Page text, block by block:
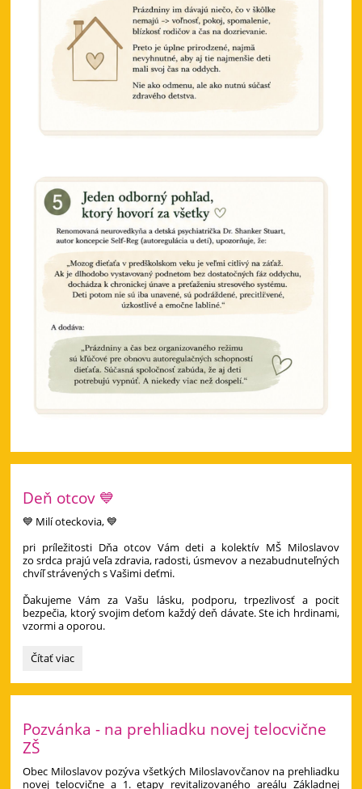
Deň otcov 💙
💙 Milí oteckovia, 💙
pri príležitosti Dňa otcov Vám deti a kolektív MŠ Miloslavov
zo srdca prajú veľa zdravia, radosti, úsmevov a nezabudnuteľných
chvíľ strávených s Vašimi deťmi.
Ďakujeme Vám za Vašu lásku, podporu, trpezlivosť a pocit
bezpečia, ktorý svojim deťom každý deň dávate. Ste ich hrdinami,
vzormi a oporou.
Deň
💙:
Čítať viac
Pozvánka - na prehliadku novej telocvične
ZŠ
Obec Miloslavov pozýva všetkých Miloslavovčanov na prehliadku
novej telocvične a 1. etapy revitalizovaného areálu Základnej